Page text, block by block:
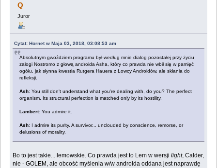
Q
Juror
Cytat: Hornet w Maja 03, 2018, 03:08:53 am
Absolutnym gwoździem programu był według mnie dialog pozostałej przy życiu
załogi Nostromo z głową androida Asha, który co prawda nie wbił się w pamięć
ogółu, jak słynna kwestia Rutgera Hauera z Łowcy Androidów, ale skłania do
refleksji.
Ash: You still don't understand what you're dealing with, do you? The perfect
organism. Its structural perfection is matched only by its hostility.
Lambert: You admire it.
Ash: I admire its purity. A survivor... unclouded by conscience, remorse, or
delusions of morality.
Bo to jest takie... lemowskie. Co prawda jest to Lem w wersjilight, Calder,
nie - GOLEM, ale obcość myślenia w/w androida oddana jest naprawdę